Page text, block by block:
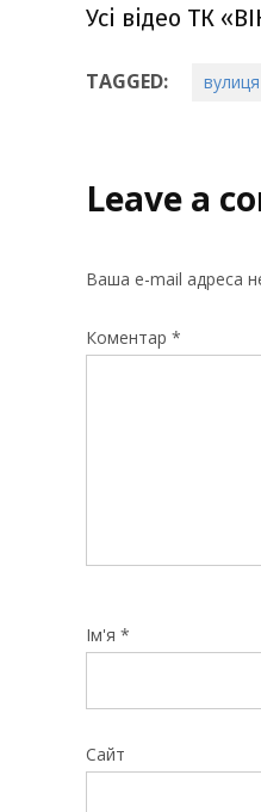
Усі відео ТК
TAGGED:
Leave a
Ваша e-mail адреса
Коментар *
Ім'я *
Сайт